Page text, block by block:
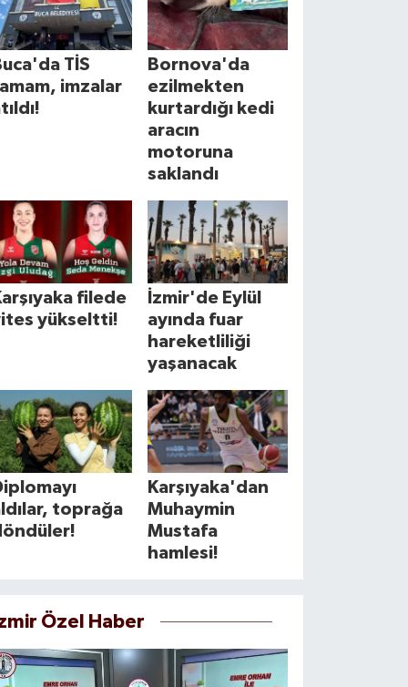
TİS
imzalar
Bornova'da
ezilmekten
kurtardığı kedi
aracın
motoruna
saklandı
filede
yükseltti!
İzmir'de Eylül
ayında fuar
hareketliliği
yaşanacak
toprağa
Karşıyaka'dan
Muhaymin
Mustafa
hamlesi!
Özel Haber